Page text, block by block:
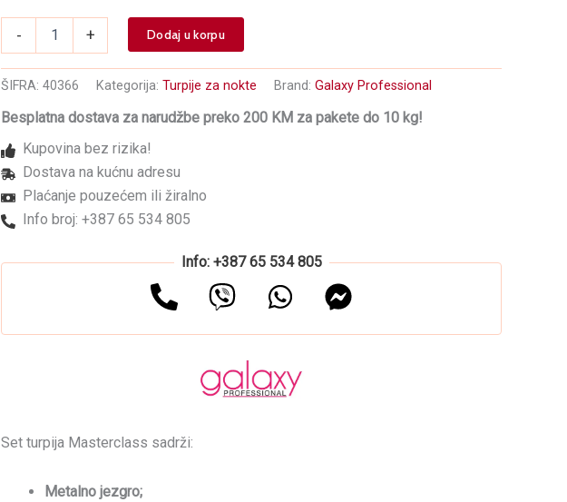
-
i
papiri
Masterclass
količina
+ Dodaj u korpu
ŠIFRA: 40366 Kategorija: Turpije za nokte Brand: Galaxy Professional
Besplatna dostava za narudžbe preko 200 KM za pakete do 10 kg!
Kupovina bez rizika!
Dostava na kućnu adresu
Plaćanje pouzećem ili žiralno
Info broj: +387 65 534 805
Info: +387 65 534 805
Set turpija Masterclass sadrži:
Metalno jezgro;